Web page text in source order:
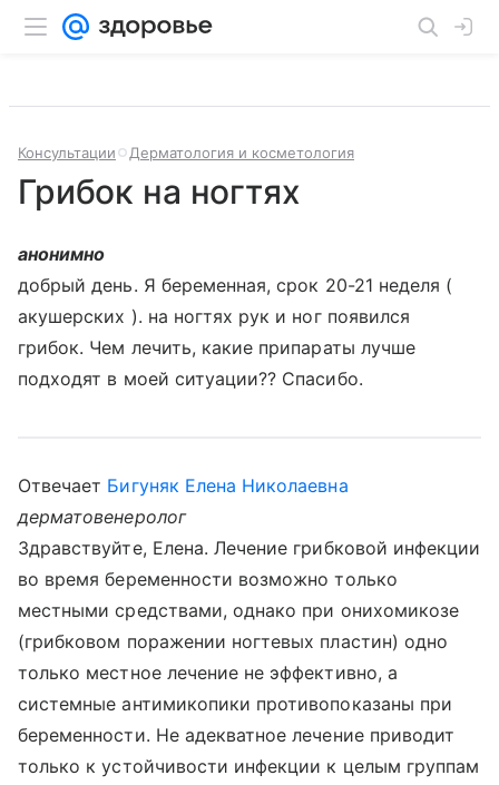
Консультации Дерматология и косметология
Грибок на ногтях
анонимно
добрый день. Я беременная, срок 20-21 неделя (
акушерских ). на ногтях рук и ног появился
грибок. Чем лечить, какие припараты лучше
подходят в моей ситуации?? Спасибо.
Отвечает Бигуняк Елена Николаевна
дерматовенеролог
Здравствуйте, Елена. Лечение грибковой инфекции
во время беременности возможно только
местными средствами, однако при онихомикозе
(грибковом поражении ногтевых пластин) одно
только местное лечение не эффективно, а
системные антимикопики противопоказаны при
беременности. Не адекватное лечение приводит
только к устойчивости инфекции к целым группам